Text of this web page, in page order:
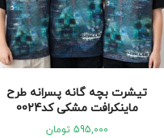
تیشرت بچه گانه پسرانه طرح
ماینکرافت مشکی کد0024
595,000 تومان